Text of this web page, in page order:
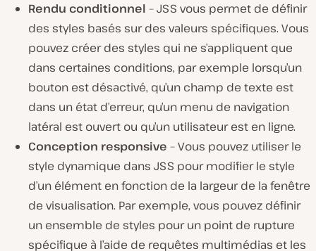
Rendu conditionnel – JSS vous permet de définir
des styles basés sur des valeurs spécifiques. Vous
pouvez créer des styles qui ne s’appliquent que
dans certaines conditions, par exemple lorsqu’un
bouton est désactivé, qu’un champ de texte est
dans un état d’erreur, qu’un menu de navigation
latéral est ouvert ou qu’un utilisateur est en ligne.
Conception responsive – Vous pouvez utiliser le
style dynamique dans JSS pour modifier le style
d’un élément en fonction de la largeur de la fenêtre
de visualisation. Par exemple, vous pouvez définir
un ensemble de styles pour un point de rupture
spécifique à l’aide de requêtes multimédias et les